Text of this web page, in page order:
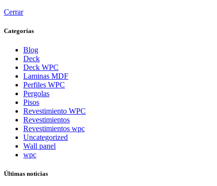
Cerrar
Categorías
Blog
Deck
Deck WPC
Laminas MDF
Perfiles WPC
Pergolas
Pisos
Revestimiento WPC
Revestimientos
Revestimientos wpc
Uncategorized
Wall panel
wpc
Últimas noticias